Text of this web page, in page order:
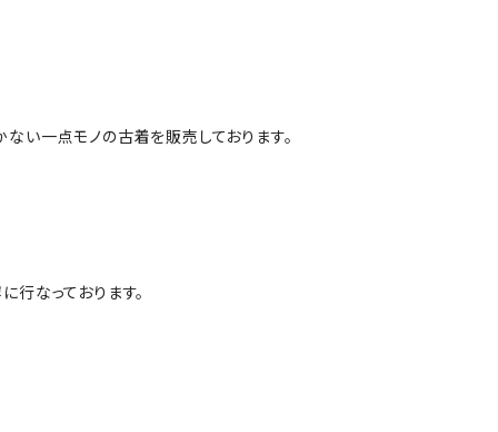
い一点モノの古着を販売しております。
行なっております。